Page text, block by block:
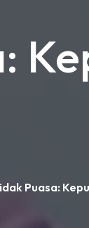
Puasa: